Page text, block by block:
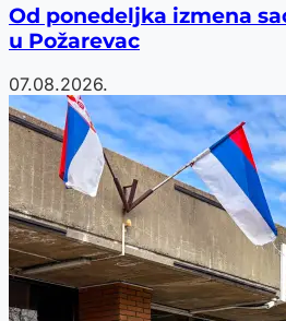
Od ponedeljka izmena
u Požarevac
07.08.2026.